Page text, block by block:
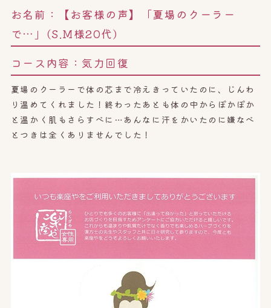
お名前：
【お客様の声】「夏場のクーラー
で…」(S.M様20代)
コース内容： 気力回復
夏場のクーラーで体の芯まで冷えきっていたのに、じんわ
り温めてくれました！終わったあとも体の中からぽかぽか
と温かく肌もさらすべに…あんなに汗をかいたのに嫌なべ
とつきは全くありませんでした！